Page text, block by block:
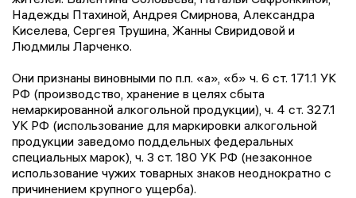
Надежды Птахиной, Андрея Смирнова, Александра
Киселева, Сергея Трушина, Жанны Свиридовой и
Людмилы Ларченко.
Они признаны виновными по п.п. «а», «б» ч. 6 ст. 171.1 УК
РФ (производство, хранение в целях сбыта
немаркированной алкогольной продукции), ч. 4 ст. 327.1
УК РФ (использование для маркировки алкогольной
продукции заведомо поддельных федеральных
специальных марок), ч. 3 ст. 180 УК РФ (незаконное
использование чужих товарных знаков неоднократно с
причинением крупного ущерба).